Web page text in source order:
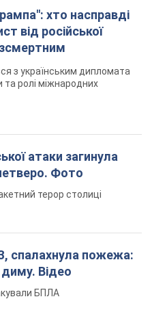
атаки загинула
Фото
терор столиці
спалахнула пожежа:
Відео
БПЛА